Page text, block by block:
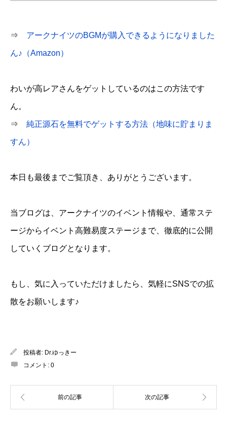
⇒ アークナイツのBGMが購入できるようになりました
ん♪（Amazon）
わいが高レアさんをゲットしているのはこの方法です
ん。
⇒ 純正源石を無料でゲットする方法（地味に貯まりま
すん）
本日も最後までご覧頂き、ありがとうございます。
当ブログは、アークナイツのイベント情報や、通常ステ
ージからイベント高難易度ステージまで、徹底的に公開
していくブログとなります。
もし、気に入っていただけましたら、気軽にSNSでの拡
散をお願いします♪
投稿者: Dr.ゆっきー
コメント: 0